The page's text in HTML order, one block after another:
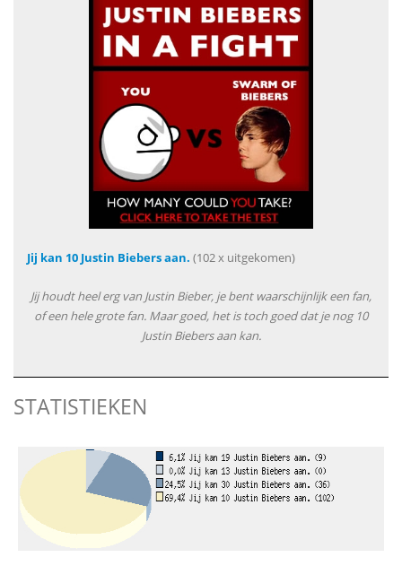
Jij kan 10 Justin Biebers aan. (102 x uitgekomen)
Jij houdt heel erg van Justin Bieber, je bent waarschijnlijk een fan,
of een hele grote fan. Maar goed, het is toch goed dat je nog 10
Justin Biebers aan kan.
STATISTIEKEN